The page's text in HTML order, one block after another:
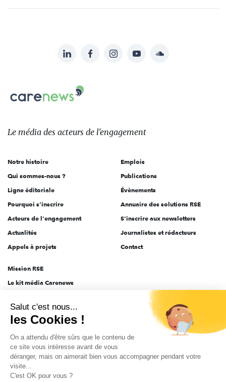
sur:
LinkedInFacebookInstagramYouTubeSoundcloud
Le
des
l'engagement
Le média des acteurs de l'engagement
Notre histoire
Qui sommes-nous ?
Ligne éditoriale
Pourquoi s'inscrire
Acteurs de l'engagement
Actualités
Appels à projets
Emplois
Publications
Évènements
Annuaire des solutions RSE
S'inscrire aux newsletters
Journalistes et rédacteurs
Contact
Mission RSE
Le kit média Carenews
AEF info
Novethic
PRODURABLE
Inclusiv Day
Salut c'est nous...
les Cookies !
On a attendu d'être sûrs que le contenu de
ce site vous intéresse avant de vous
déranger, mais on aimerait bien vous accompagner pendant votre
visite...
C'est OK pour vous ?